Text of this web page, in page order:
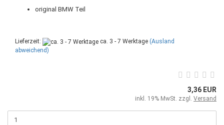
original BMW Teil
Lieferzeit: ca. 3 - 7 Werktage (Ausland
abweichend)
3,36 EUR
inkl. 19% MwSt. zzgl. Versand